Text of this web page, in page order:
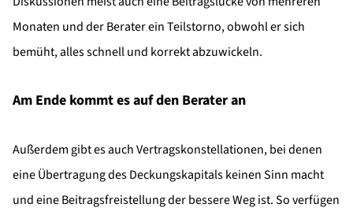
Monaten und der Berater ein Teilstorno, obwohl er sich
bemüht, alles schnell und korrekt abzuwickeln.
Am Ende kommt es auf den Berater an
Außerdem gibt es auch Vertragskonstellationen, bei denen
eine Übertragung des Deckungskapitals keinen Sinn macht
und eine Beitragsfreistellung der bessere Weg ist. So verfügen